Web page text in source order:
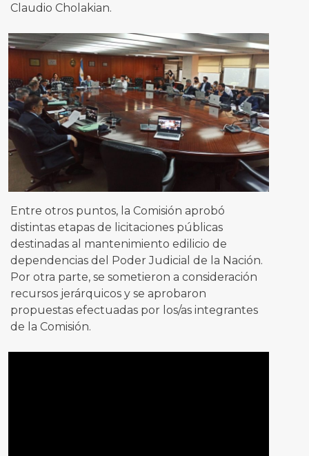
Claudio Cholakian.
Entre otros puntos, la Comisión aprobó
distintas etapas de licitaciones públicas
destinadas al mantenimiento edilicio de
dependencias del Poder Judicial de la Nación.
Por otra parte, se sometieron a consideración
recursos jerárquicos y se aprobaron
propuestas efectuadas por los/as integrantes
de la Comisión.